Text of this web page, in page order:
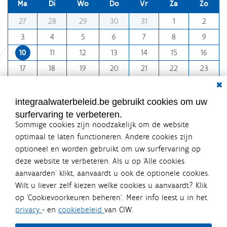
e
v
o
l
l
e
d
i
g
e
r
g
e
v
n
d
a
f
o
n
-
Ma Di Wo Do Vr Za
Zo
27
28 29 30 31 1
2
3
4 5 6 7 8
9
10
11 12 13 14 15
16
17
18 19 20 21 22
23
31
1 2 3 4 5 6
integraalwaterbeleid.be gebruikt cookies om uw
surfervaring te verbeteren.
Sommige cookies zijn noodzakelijk om de website
optimaal te laten functioneren. Andere cookies zijn
optioneel en worden gebruikt om uw surfervaring op
deze website te verbeteren. Als u op ‘Alle cookies
aanvaarden’ klikt, aanvaardt u ook de optionele cookies.
Wilt u liever zelf kiezen welke cookies u aanvaardt? Klik
op ‘Cookievoorkeuren beheren’. Meer info leest u in het
privacy - en cookiebeleid van CIW.
Integraalwaterbeleid.be is een
officiële website van de Vlaamse
overheid
uitgegeven door Coördinatiecommissie Integraal
Waterbeleid
De Coördinatiecommissie Integraal Waterbeleid (CIW) is een